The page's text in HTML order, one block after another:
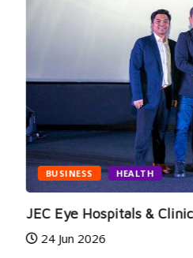
BUSINESS HEALTH
JEC Eye Hospitals &
24 Jun 2026